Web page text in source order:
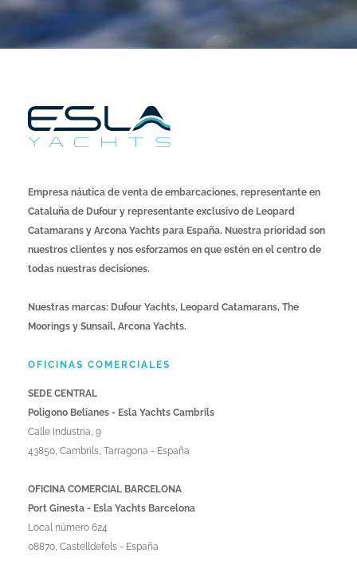
Empresa náutica de venta de embarcaciones, representante en
Cataluña de Dufour y representante exclusivo de Leopard
Catamarans y Arcona Yachts para España. Nuestra prioridad son
nuestros clientes y nos esforzamos en que estén en el centro de
todas nuestras decisiones.
Nuestras marcas: Dufour Yachts, Leopard Catamarans, The
Moorings y Sunsail, Arcona Yachts.
OFICINAS COMERCIALES
SEDE CENTRAL
Poligono Belianes - Esla Yachts Cambrils
Calle Industria, 9
43850, Cambrils, Tarragona - España
OFICINA COMERCIAL BARCELONA
Port Ginesta - Esla Yachts Barcelona
Local número 624
08870, Castelldefels - España